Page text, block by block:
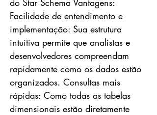
do Star Schema Vantagens:
Facilidade de entendimento e
implementação: Sua estrutura
intuitiva permite que analistas e
desenvolvedores compreendam
rapidamente como os dados estão
organizados. Consultas mais
rápidas: Como todas as tabelas
dimensionais estão diretamente